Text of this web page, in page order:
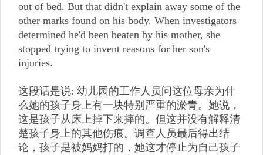
out of bed. But that didn't explain away some of the
other marks found on his body. When investigators
determined he'd been beaten by his mother, she
stopped trying to invent reasons for her son's
injuries.
这段话是说: 幼儿园的工作人员问这位母亲为什
么她的孩子身上有一块特别严重的淤青。她说，
这是孩子从床上掉下来摔的。但这并没有解释清
楚孩子身上的其他伤痕。调查人员最后得出结
论，孩子是被妈妈打的，她这才停止为自己孩子